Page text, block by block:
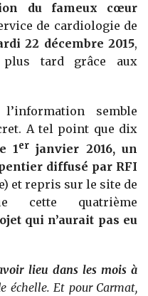
du fameux cœur
de cardiologie de
22 décembre 2015,
plus tard grâce aux
semble
A tel point que dix
1erjanvier 2016, un
diffusé par RFI
et repris sur le site de
cette quatrième
qui n’aurait pas eu
lieu dans les mois à
échelle. Et pour Carmat,